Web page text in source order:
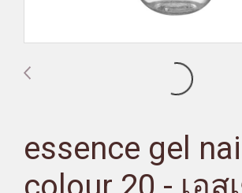
essence gel nail